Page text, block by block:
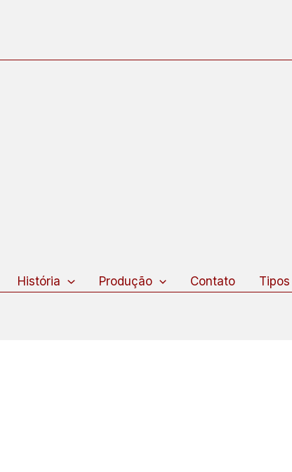
História Produção Contato